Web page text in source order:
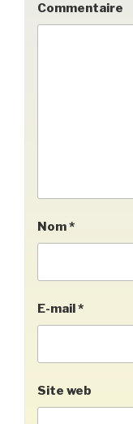
Commentaire
Nom*
E-mail *
Site web